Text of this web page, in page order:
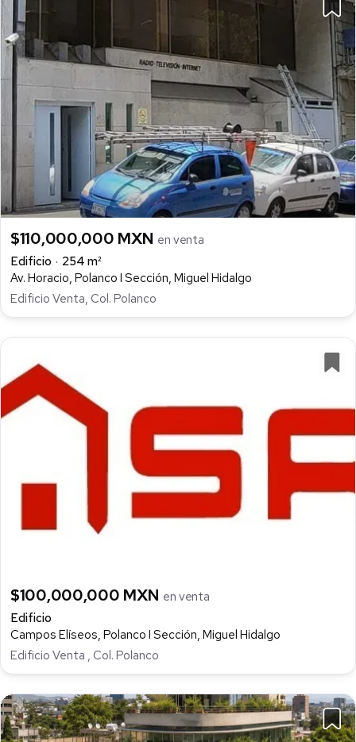
$110,000,000 MXN en venta
Edificio
254 m²
Av. Horacio, Polanco I Sección, Miguel Hidalgo
Edificio Venta, Col. Polanco
$100,000,000 MXN en venta
Edificio
Campos Elíseos, Polanco I Sección, Miguel Hidalgo
Edificio Venta , Col. Polanco